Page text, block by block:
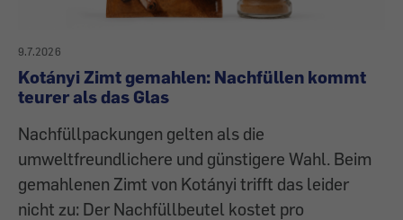
9.7.2026
Kotányi Zimt gemahlen: Nachfüllen kommt
teurer als das Glas
Nachfüllpackungen gelten als die
umweltfreundlichere und günstigere Wahl. Beim
gemahlenen Zimt von Kotányi trifft das leider
nicht zu: Der Nachfüllbeutel kostet pro